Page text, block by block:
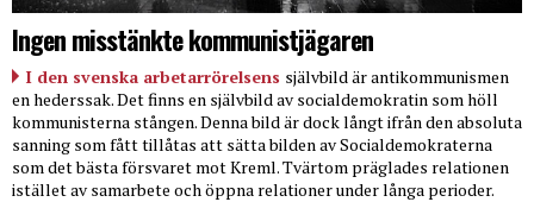
Ingen misstänkte kommunistjägaren
I den svenska arbetarrörelsens självbild är antikommunismen
en hederssak. Det finns en självbild av socialdemokratin som höll
kommunisterna stången. Denna bild är dock långt ifrån den absoluta
sanning som fått tillåtas att sätta bilden av Socialdemokraterna
som det bästa försvaret mot Kreml. Tvärtom präglades relationen
istället av samarbete och öppna relationer under långa perioder.